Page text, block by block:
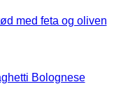
med feta og oliven
Bolognese